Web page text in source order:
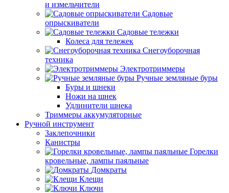
и измельчители
Садовые
опрыскиватели
Садовые тележки
Колеса для тележек
Снегоуборочная
техника
Электротриммеры
Ручные земляные буры
Буры и шнеки
Ножи на шнек
Удлинители шнека
Триммеры аккумуляторные
Ручной инструмент
Заклепочники
Канистры
Горелки
кровельные, лампы паяльные
Домкраты
Клещи
Ключи